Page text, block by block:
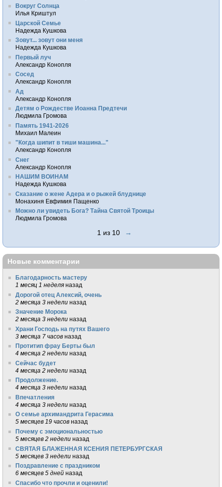
Вокруг Солнца
Илья Криштул
Царской Семье
Надежда Кушкова
Зовут... зовут они меня
Надежда Кушкова
Первый луч
Александр Конопля
Сосед
Александр Конопля
Ад
Александр Конопля
Детям о Рождестве Иоанна Предтечи
Людмила Громова
Память 1941-2026
Михаил Малеин
"Когда шипит в тиши машина..."
Александр Конопля
Снег
Александр Конопля
НАШИМ ВОИНАМ
Надежда Кушкова
Сказание о жене Адера и о рыжей блуднице
Монахиня Евфимия Пащенко
Можно ли увидеть Бога? Тайна Святой Троицы
Людмила Громова
1 из 10 →
Новые комментарии
Благодарность мастеру
1 месяц 1 неделя назад
Дорогой отец Алексий, очень
2 месяца 3 недели назад
Значение Морока
2 месяца 3 недели назад
Храни Господь на путях Вашего
3 месяца 7 часов назад
Протитип фрау Берты был
4 месяца 2 недели назад
Сейчас будет
4 месяца 2 недели назад
Продолжение.
4 месяца 3 недели назад
Впечатления
4 месяца 3 недели назад
О семье архимандрита Герасима
5 месяцев 19 часов назад
Почему с эмоциональностью
5 месяцев 2 недели назад
СВЯТАЯ БЛАЖЕННАЯ КСЕНИЯ ПЕТЕРБУРГСКАЯ
5 месяцев 3 недели назад
Поздравление с праздником
6 месяцев 5 дней назад
Спасибо что прочли и оценили!